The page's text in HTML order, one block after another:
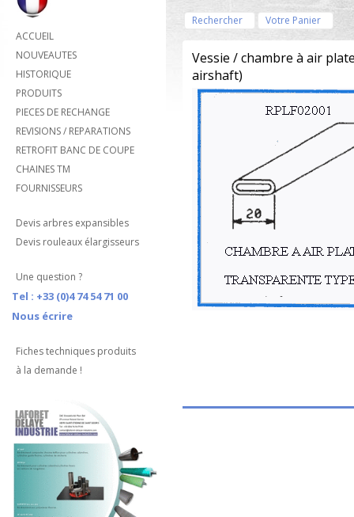
ACCUEIL
NOUVEAUTES
HISTORIQUE
PRODUITS
PIECES DE RECHANGE
REVISIONS / REPARATIONS
RETROFIT BANC DE COUPE
CHAINES TM
FOURNISSEURS
Devis arbres expansibles
Devis rouleaux élargisseurs
Une question ?
Tel : +33 (0)4 74 54 71 00
Nous écrire
Fiches techniques produits
à la demande !
Rechercher Votre Panier
Vessie / chambre à air
airshaft)